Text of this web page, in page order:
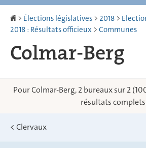
Accueil
> Élections législatives > 2018 >
2018 : Résultats officieux > Communes
Colmar-Berg
Pour Colmar-Berg, 2 bureaux sur 2
résultats
< Clervaux